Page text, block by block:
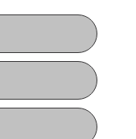
265 11 76